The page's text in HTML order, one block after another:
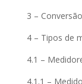
3 –
4 – Tipos de
4.1 –
4.1.1 –